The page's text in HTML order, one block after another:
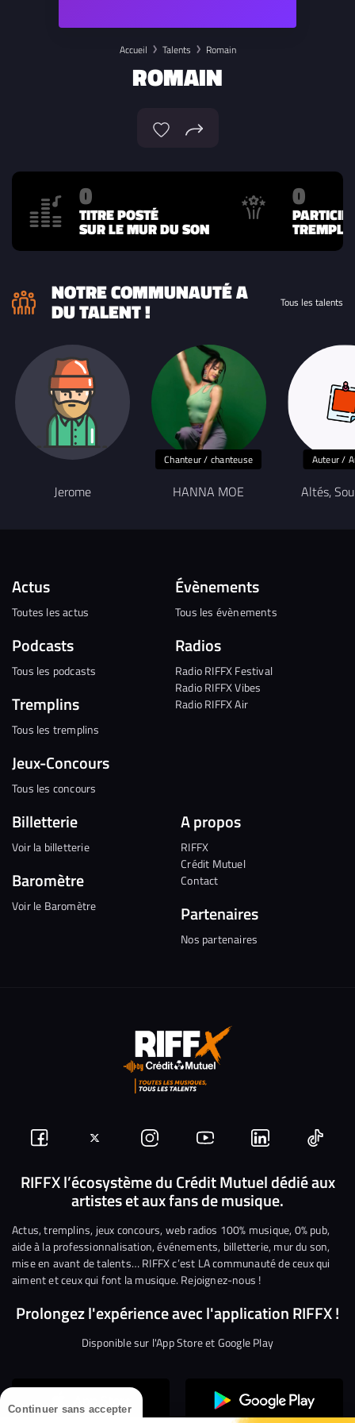
Continuer sans accepter
Accueil Talents Romain
ROMAIN
0
TITRE POSTÉ
SUR LE MUR DU SON
0
NOTRE COMMUNAUTÉ A
DU TALENT ! Tous les talents
Jerome
Chanteur / chanteuse
HANNA MOE
Auteur /
Altés,
Actus
Toutes les actus
Podcasts
Tous les podcasts
Tremplins
Tous les tremplins
Jeux-Concours
Tous les concours
Évènements
Tous les évènements
Radios
Radio RIFFX Festival
Radio RIFFX Vibes
Radio RIFFX Air
Billetterie
Voir la billetterie
Baromètre
Voir le Baromètre
A propos
RIFFX
Crédit Mutuel
Contact
Partenaires
Nos partenaires
Suivez-
nous
Facebook
Suivez-
nous
sur
Twitter
Nous
rejoindre
sur
Instagram
Nous
rejoindre
sur
YouTube
Nous
rejoindre
sur
Linkedin
Nous
RIFFX l’écosystème du Crédit Mutuel dédié aux
artistes et aux fans de musique.
Actus, tremplins, jeux concours, web radios 100% musique, 0% pub,
aide à la professionnalisation, événements, billetterie, mur du son,
mise en avant de talents… RIFFX c’est LA communauté de ceux qui
aiment et ceux qui font la musique. Rejoignez-nous !
Prolongez l'expérience avec l'application RIFFX !
Disponible sur l'App Store et Google Play